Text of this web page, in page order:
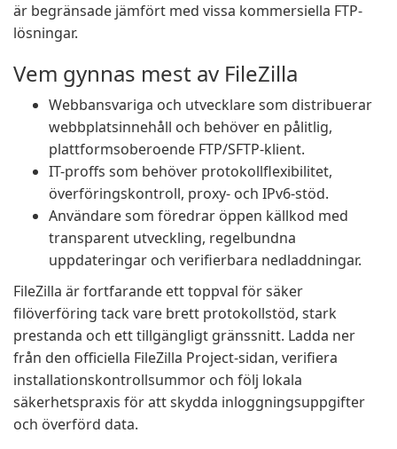
är begränsade jämfört med vissa kommersiella FTP-
lösningar.
Vem gynnas mest av FileZilla
Webbansvariga och utvecklare som distribuerar
webbplatsinnehåll och behöver en pålitlig,
plattformsoberoende FTP/SFTP-klient.
IT-proffs som behöver protokollflexibilitet,
överföringskontroll, proxy- och IPv6-stöd.
Användare som föredrar öppen källkod med
transparent utveckling, regelbundna
uppdateringar och verifierbara nedladdningar.
FileZilla är fortfarande ett toppval för säker
filöverföring tack vare brett protokollstöd, stark
prestanda och ett tillgängligt gränssnitt. Ladda ner
från den officiella FileZilla Project-sidan, verifiera
installationskontrollsummor och följ lokala
säkerhetspraxis för att skydda inloggningsuppgifter
och överförd data.